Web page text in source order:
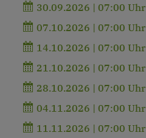
30.09.2026 | 07:00 Uhr
07.10.2026 | 07:00 Uhr
14.10.2026 | 07:00 Uhr
21.10.2026 | 07:00 Uhr
28.10.2026 | 07:00 Uhr
04.11.2026 | 07:00 Uhr
11.11.2026 | 07:00 Uhr